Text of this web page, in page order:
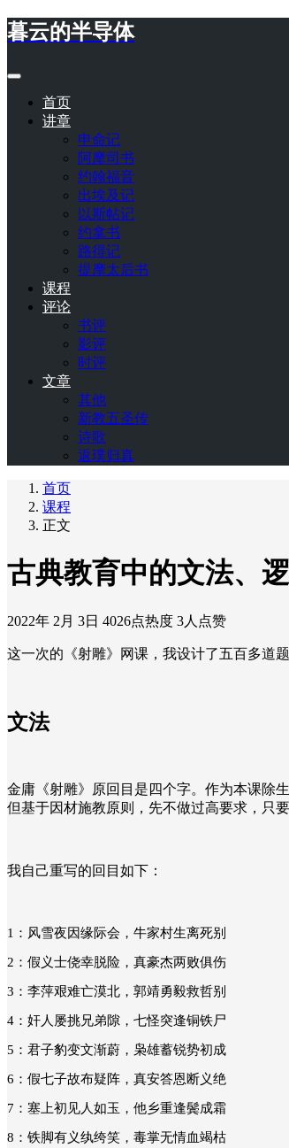
暮云的半导体
首页
讲章
申命记
阿摩司书
约翰福音
出埃及记
以斯帖记
约拿书
路得记
提摩太后书
课程
评论
书评
影评
时评
文章
其他
新教五圣传
诗歌
返璞归真
首页
课程
正文
古典教育中的文法、
2022年 2月 3日 4026点热度 3人点赞
这一次的《射雕》网课，我设计了五百多道
文法
金庸《射雕》原回目是四个字。作为本课除
但基于因材施教原则，先不做过高要求，只
我自己重写的回目如下：
1 ：风雪夜因缘际会，牛家村生离死别
2 ：假义士侥幸脱险，真豪杰两败俱伤
3 ：李萍艰难亡漠北，郭靖勇毅救哲别
4 ：奸人屡挑兄弟隙，七怪突逢铜铁尸
5 ：君子豹变文渐蔚，枭雄蓄锐势初成
6 ：假七子故布疑阵，真安答恩断义绝
7 ：塞上初见人如玉，他乡重逢鬓成霜
8 ：铁脚有义纨绔笑，毒掌无情血竭枯